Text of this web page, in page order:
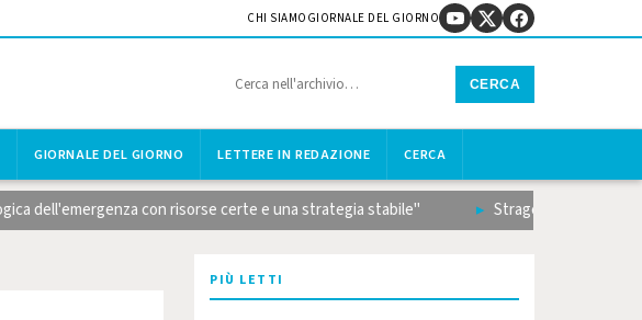
CHI SIAMO GIORNALE DEL GIORNO
CERCA
GIORNALE DEL GIORNO LETTERE IN REDAZIONE CERCA
con risorse certe e una strategia stabile" Strage sulla Terni-Rieti,
PIÙ LETTI